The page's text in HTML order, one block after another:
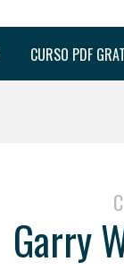
CURSO PDF
Garry